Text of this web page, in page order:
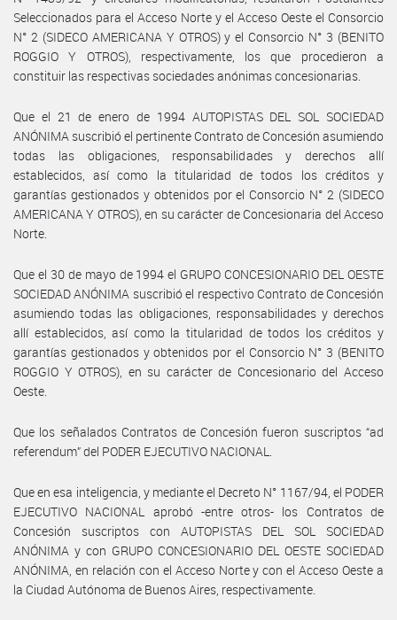
Seleccionados para el Acceso Norte y el Acceso Oeste el Consorcio
N° 2 (SIDECO AMERICANA Y OTROS) y el Consorcio N° 3 (BENITO
ROGGIO Y OTROS), respectivamente, los que procedieron a
constituir las respectivas sociedades anónimas concesionarias.
Que el 21 de enero de 1994 AUTOPISTAS DEL SOL SOCIEDAD
ANÓNIMA suscribió el pertinente Contrato de Concesión asumiendo
todas las obligaciones, responsabilidades y derechos allí
establecidos, así como la titularidad de todos los créditos y
garantías gestionados y obtenidos por el Consorcio N° 2 (SIDECO
AMERICANA Y OTROS), en su carácter de Concesionaria del Acceso
Norte.
Que el 30 de mayo de 1994 el GRUPO CONCESIONARIO DEL OESTE
SOCIEDAD ANÓNIMA suscribió el respectivo Contrato de Concesión
asumiendo todas las obligaciones, responsabilidades y derechos
allí establecidos, así como la titularidad de todos los créditos y
garantías gestionados y obtenidos por el Consorcio N° 3 (BENITO
ROGGIO Y OTROS), en su carácter de Concesionario del Acceso
Oeste.
Que los señalados Contratos de Concesión fueron suscriptos “ad
referendum” del PODER EJECUTIVO NACIONAL.
Que en esa inteligencia, y mediante el Decreto N° 1167/94, el PODER
EJECUTIVO NACIONAL aprobó -entre otros- los Contratos de
Concesión suscriptos con AUTOPISTAS DEL SOL SOCIEDAD
ANÓNIMA y con GRUPO CONCESIONARIO DEL OESTE SOCIEDAD
ANÓNIMA, en relación con el Acceso Norte y con el Acceso Oeste a
la Ciudad Autónoma de Buenos Aires, respectivamente.